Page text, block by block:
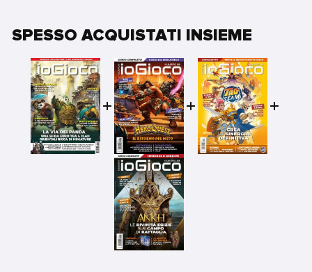
SPESSO ACQUISTATI INSIEME